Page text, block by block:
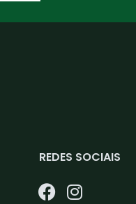
REDES SOCIAIS